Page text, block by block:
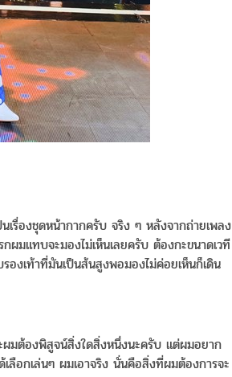
เรื่องชุดหน้ากากครับ จริง ๆ หลังจากถ่ายเพลง
กผมแทบจะมองไม่เห็นเลยครับ ต้องกะขนาดเวที
องเท้าที่มันเป็นส้นสูงพอมองไม่ค่อยเห็นก็เดิน
ผมต้องพิสูจน์สิ่งใดสิ่งหนึ่งนะครับ แต่ผมอยาก
เลือกเล่นๆ ผมเอาจริง นั่นคือสิ่งที่ผมต้องการจะ